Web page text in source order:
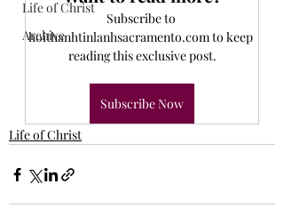
Life of Christ
Archive
Subscribe to
hoithanhtinlanhsacramento.com to keep
reading this exclusive post.
Subscribe Now
Life of Christ